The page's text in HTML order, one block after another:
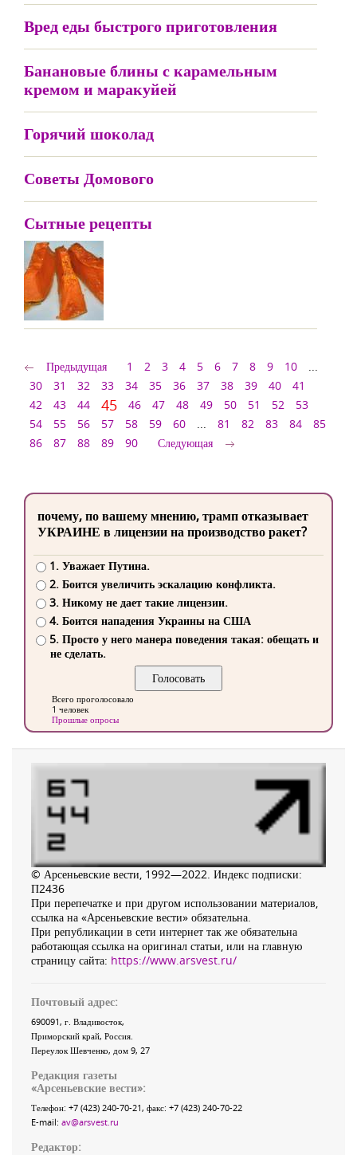
Вред еды быстрого приготовления
Банановые блины с карамельным
кремом и маракуйей
Горячий шоколад
Советы Домового
Сытные рецепты
Предыдущая 1 2 3 4 5 6 7 8 9 10
...
30
31 32 33 34 35 36 37 38 39 40
41
42
43 44 45 46 47 48 49 50 51 52
53
54
55 56 57 58 59 60 ... 81 82 83 84
85
86
87 88 89 90 Следующая
почему, по вашему мнению, трамп отказывает
УКРАИНЕ в лицензии на производство ракет?
1. Уважает Путина.
2. Боится увеличить эскалацию конфликта.
3. Никому не дает такие лицензии.
4. Боится нападения Украины на США
5. Просто у него манера поведения такая: обещать и
не сделать.
Всего проголосовало
1 человек
Прошлые опросы
© Арсеньевские вести, 1992—2022. Индекс подписки:
П2436
При перепечатке и при другом использовании материалов,
ссылка на «Арсеньевские вести» обязательна.
При републикации в сети интернет так же обязательна
работающая ссылка на оригинал статьи, или на главную
страницу сайта: https://www.arsvest.ru/
Почтовый адрес:
690091, г. Владивосток,
Приморский край, Россия
Переулок Шевченко, дом 9, 27
Редакция газеты
«Арсеньевские вести»:
Телефон: +7 (423) 240-70-21, факс: +7 (423) 240-70-22
E-mail: av@arsvest.ru
Редактор: